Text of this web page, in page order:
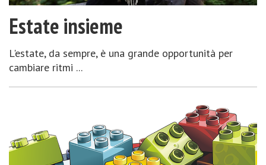
Estate insieme
L'estate, da sempre, è una grande opportunità per
cambiare ritmi ...